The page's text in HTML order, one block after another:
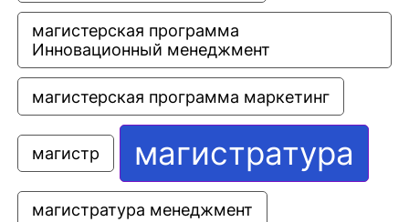
магистерская программа
Инновационный менеджмент
магистерская программа маркетинг
магистр магистратура
магистратура менеджмент